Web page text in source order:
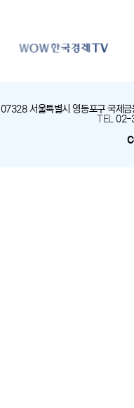
07328 서울특별시 영등포구 국제
TEL
:02-